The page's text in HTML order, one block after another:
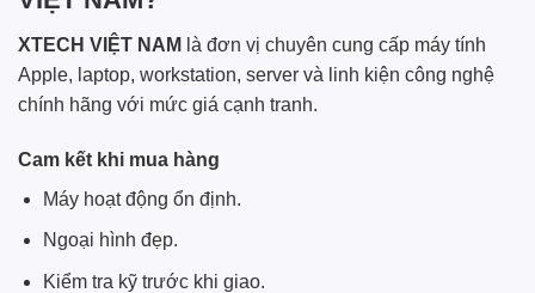
XTECH VIỆT NAM là đơn vị chuyên cung cấp máy tính
Apple, laptop, workstation, server và linh kiện công nghệ
chính hãng với mức giá cạnh tranh.
Cam kết khi mua hàng
Máy hoạt động ổn định.
Ngoại hình đẹp.
Kiểm tra kỹ trước khi giao.